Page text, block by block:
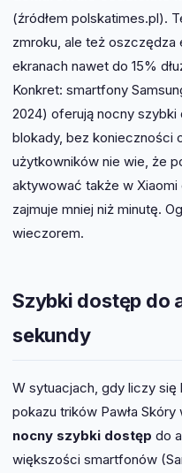
(źródłem polskatimes.pl).
zmroku, ale też oszczędza
ekranach nawet do 15%
Konkret: smartfony
2024) oferują nocny
blokady, bez konieczności
użytkowników nie wie, że
aktywować także w Xiaomi
zajmuje mniej niż minutę.
wieczorem.
Szybki dostęp do
sekundy
W sytuacjach, gdy liczy się
pokazu trików Pawła
nocny szybki dostęp do
większości smartfonów